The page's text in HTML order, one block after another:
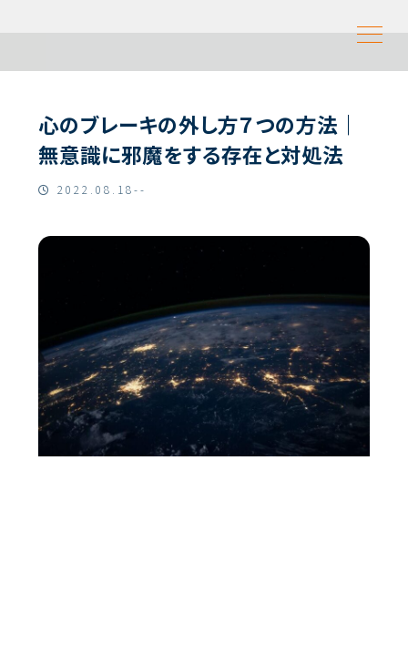
心のブレーキの外し方７つの方法｜
無意識に邪魔をする存在と対処法
2022.08.18--